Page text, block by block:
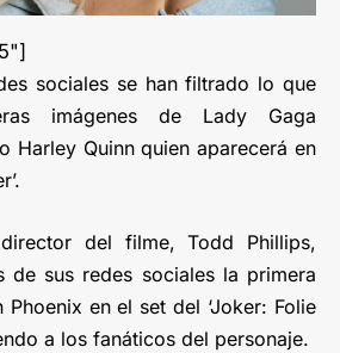
sociales se han filtrado lo que
imágenes de Lady Gaga
Harley Quinn quien aparecerá en
director del filme, Todd Phillips,
de sus redes sociales la primera
en el set del ‘Joker: Folie
a los fanáticos del personaje.